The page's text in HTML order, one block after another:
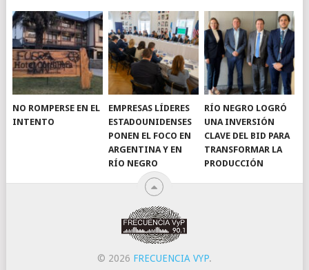
NO ROMPERSE EN EL
INTENTO
EMPRESAS LÍDERES
ESTADOUNIDENSES
PONEN EL FOCO EN
ARGENTINA Y EN
RÍO NEGRO
RÍO NEGRO LOGRÓ
UNA INVERSIÓN
CLAVE DEL BID PARA
TRANSFORMAR LA
PRODUCCIÓN
© 2026 FRECUENCIA VYP.